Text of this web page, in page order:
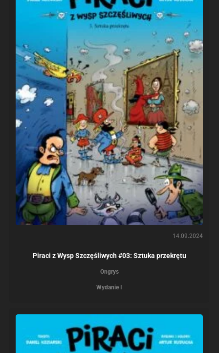
14.09.2024
Piraci z Wysp Szczęśliwych #03: Sztuka przekrętu
Ongrys
Wydanie I